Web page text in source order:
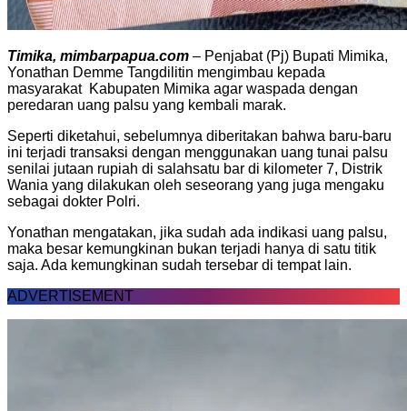
Timika, mimbarpapua.com – Penjabat (Pj) Bupati Mimika,
Yonathan Demme Tangdilitin mengimbau kepada
masyarakat Kabupaten Mimika agar waspada dengan
peredaran uang palsu yang kembali marak.
Seperti diketahui, sebelumnya diberitakan bahwa baru-baru
ini terjadi transaksi dengan menggunakan uang tunai palsu
senilai jutaan rupiah di salahsatu bar di kilometer 7, Distrik
Wania yang dilakukan oleh seseorang yang juga mengaku
sebagai dokter Polri.
Yonathan mengatakan, jika sudah ada indikasi uang palsu,
maka besar kemungkinan bukan terjadi hanya di satu titik
saja. Ada kemungkinan sudah tersebar di tempat lain.
ADVERTISEMENT